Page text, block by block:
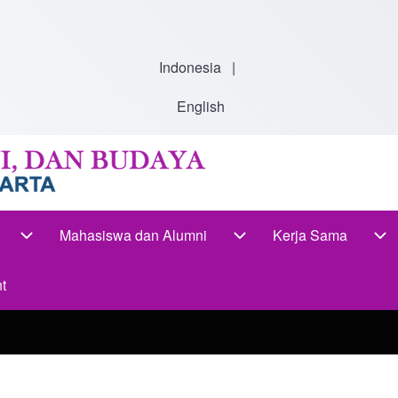
Indonesia |
English
Mahasiswa dan Alumni
Mahasiswa dan Alumni
Kerja Sama